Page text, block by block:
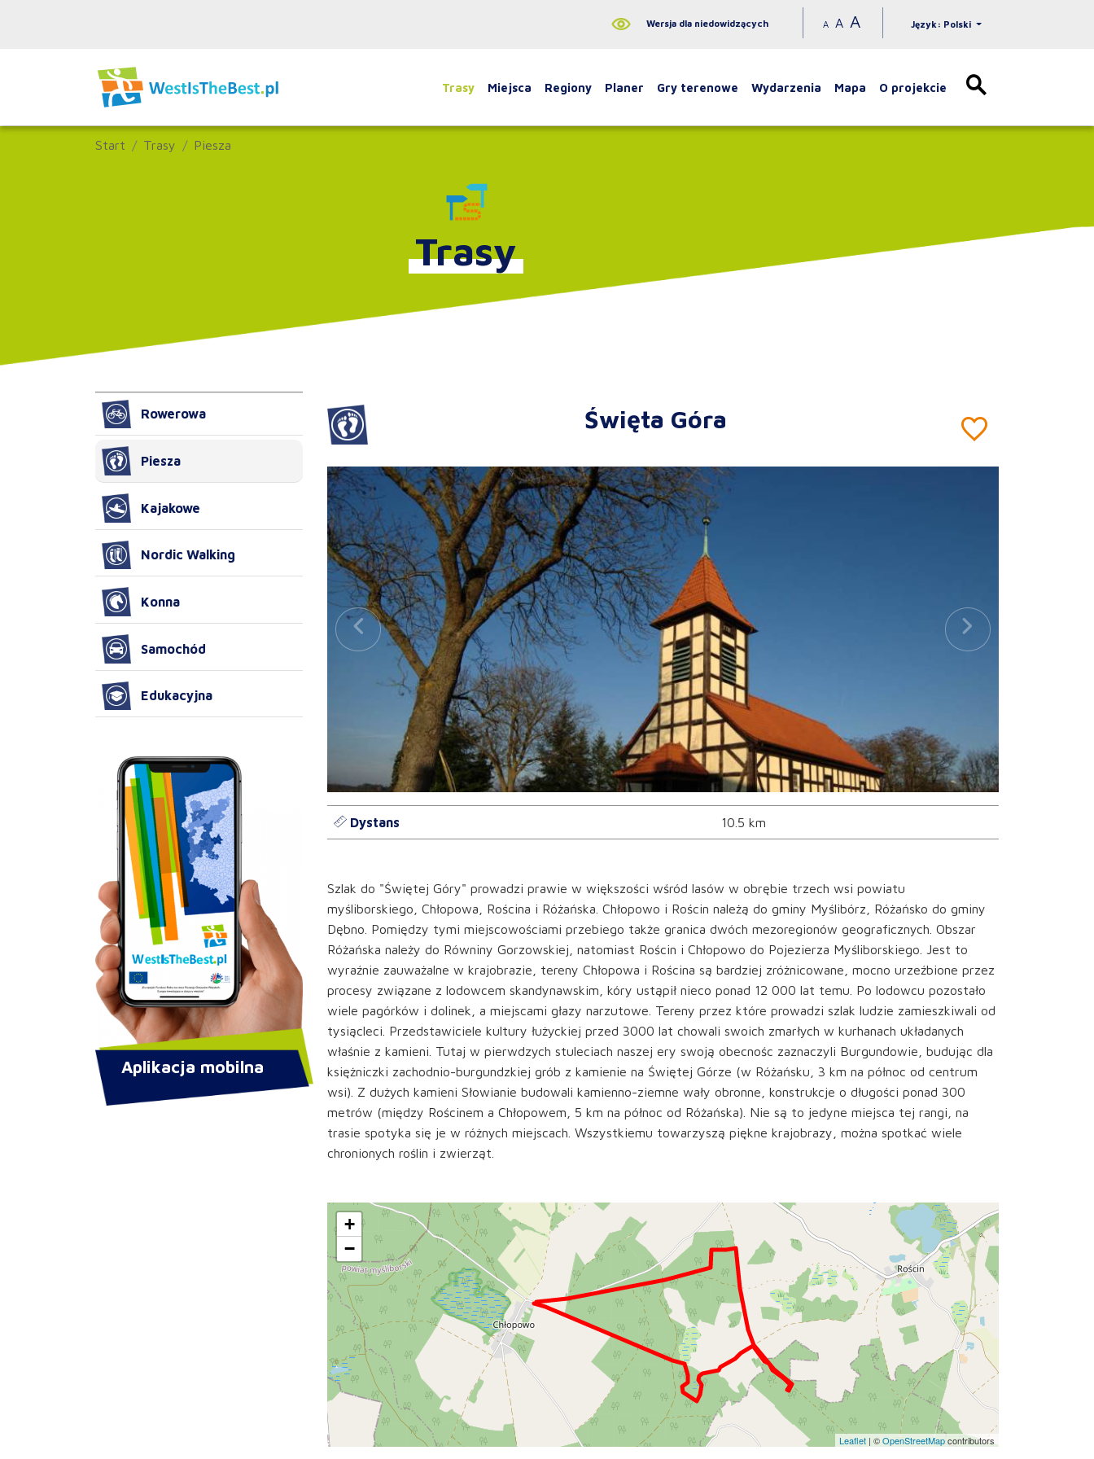
Wersja dla niedowidzących A A A Język: Polski
Trasy Miejsca Regiony Planer Gry terenowe Wydarzenia Mapa O projekcie
Start Trasy Piesza
Trasy
Święta Góra
Dystans 10.5 km
Szlak do "Świętej Góry" prowadzi prawie w większości wśród lasów w obrębie trzech wsi powiatu
myśliborskiego, Chłopowa, Rościna i Różańska. Chłopowo i Rościn należą do gminy Myślibórz, Różańsko do gminy
Dębno. Pomiędzy tymi miejscowościami przebiego także granica dwóch mezoregionów geograficznych. Obszar
Różańska należy do Równiny Gorzowskiej, natomiast Rościn i Chłopowo do Pojezierza Myśliborskiego. Jest to
wyraźnie zauważalne w krajobrazie, tereny Chłopowa i Rościna są bardziej zróżnicowane, mocno urzeźbione przez
procesy związane z lodowcem skandynawskim, kóry ustąpił nieco ponad 12 000 lat temu. Po lodowcu pozostało
wiele pagórków i dolinek, a miejscami głazy narzutowe. Tereny przez które prowadzi szlak ludzie zamieszkiwali od
tysiącleci. Przedstawiciele kultury łużyckiej przed 3000 lat chowali swoich zmarłych w kurhanach układanych
właśnie z kamieni. Tutaj w pierwdzych stuleciach naszej ery swoją obecnośc zaznaczyli Burgundowie, budując dla
księżniczki zachodnio-burgundzkiej grób z kamienie na Świętej Górze (w Różańsku, 3 km na północ od centrum
wsi). Z dużych kamieni Słowianie budowali kamienno-ziemne wały obronne, konstrukcje o długości ponad 300
metrów (między Rościnem a Chłopowem, 5 km na północ od Różańska). Nie są to jedyne miejsca tej rangi, na
trasie spotyka się je w różnych miejscach. Wszystkiemu towarzyszą piękne krajobrazy, można spotkać wiele
chronionych roślin i zwierząt.
+
−
Leaflet | ©OpenStreetMapcontributors
Rowerowa
Piesza
Kajakowe
Nordic Walking
Konna
Samochód
Edukacyjna
Aplikacja mobilna